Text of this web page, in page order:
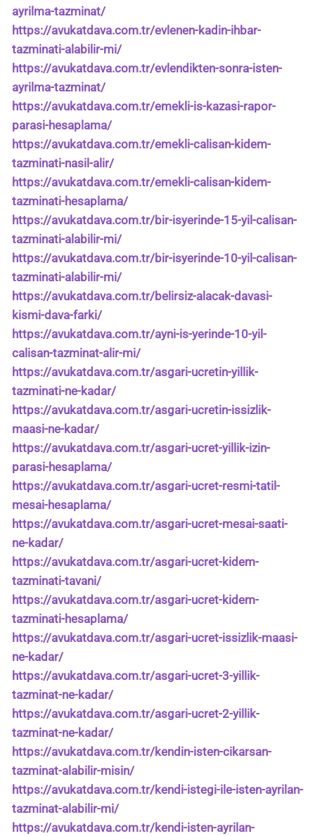
ayrilma-tazminat/
https://avukatdava.com.tr/evlenen-kadin-ihbar-
tazminati-alabilir-mi/
https://avukatdava.com.tr/evlendikten-sonra-isten-
ayrilma-tazminat/
https://avukatdava.com.tr/emekli-is-kazasi-rapor-
parasi-hesaplama/
https://avukatdava.com.tr/emekli-calisan-kidem-
tazminati-nasil-alir/
https://avukatdava.com.tr/emekli-calisan-kidem-
tazminati-hesaplama/
https://avukatdava.com.tr/bir-isyerinde-15-yil-calisan-
tazminati-alabilir-mi/
https://avukatdava.com.tr/bir-isyerinde-10-yil-calisan-
tazminati-alabilir-mi/
https://avukatdava.com.tr/belirsiz-alacak-davasi-
kismi-dava-farki/
https://avukatdava.com.tr/ayni-is-yerinde-10-yil-
calisan-tazminat-alir-mi/
https://avukatdava.com.tr/asgari-ucretin-yillik-
tazminati-ne-kadar/
https://avukatdava.com.tr/asgari-ucretin-issizlik-
maasi-ne-kadar/
https://avukatdava.com.tr/asgari-ucret-yillik-izin-
parasi-hesaplama/
https://avukatdava.com.tr/asgari-ucret-resmi-tatil-
mesai-hesaplama/
https://avukatdava.com.tr/asgari-ucret-mesai-saati-
ne-kadar/
https://avukatdava.com.tr/asgari-ucret-kidem-
tazminati-tavani/
https://avukatdava.com.tr/asgari-ucret-kidem-
tazminati-hesaplama/
https://avukatdava.com.tr/asgari-ucret-issizlik-maasi-
ne-kadar/
https://avukatdava.com.tr/asgari-ucret-3-yillik-
tazminat-ne-kadar/
https://avukatdava.com.tr/asgari-ucret-2-yillik-
tazminat-ne-kadar/
https://avukatdava.com.tr/kendin-isten-cikarsan-
tazminat-alabilir-misin/
https://avukatdava.com.tr/kendi-istegi-ile-isten-ayrilan-
tazminat-alabilir-mi/
https://avukatdava.com.tr/kendi-isten-ayrilan-